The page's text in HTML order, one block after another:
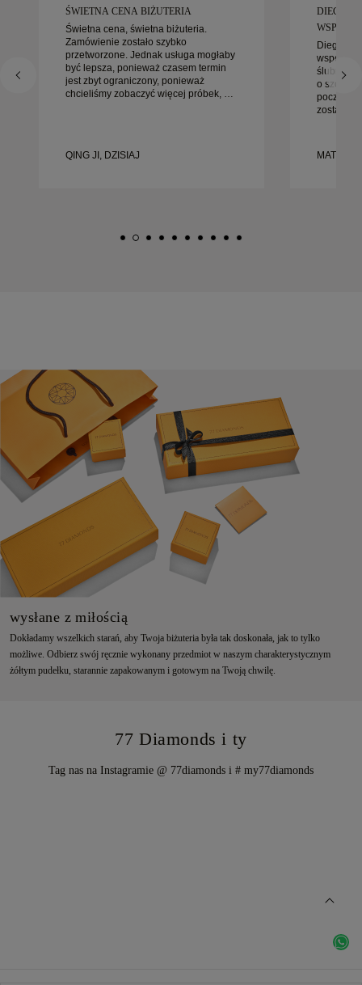
ŚWIETNA CENA BIŻUTERIA
Świetna cena, świetna biżuteria.
Zamówienie zostało szybko
przetworzone. Jednak usługa mogłaby
być lepsza, ponieważ czasem termin
jest zbyt ograniczony, ponieważ
chcieliśmy zobaczyć więcej próbek, ale
QING JI, DZISIAJ
DIEGO
Diego
ślubnych.
o
początku
został
wysłane z miłością
Dokładamy wszelkich starań, aby Twoja biżuteria była tak doskonała, jak to tylko
możliwe. Odbierz swój ręcznie wykonany przedmiot w naszym charakterystycznym
żółtym pudełku, starannie zapakowanym i gotowym na Twoją chwilę.
77 Diamonds i ty
Tag nas na Instagramie @ 77diamonds i # my77diamonds